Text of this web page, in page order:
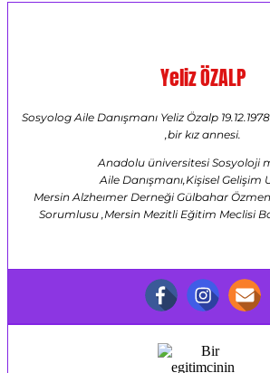
Yeliz ÖZALP
Sosyolog Aile Danışmanı Yeliz Özalp
,bir kız annesi.
Anadolu üniversitesi Sosyoloji
Aile Danışmanı,Kişisel Gelişim
Mersin Alzheımer Derneği Gülbahar
Sorumlusu ,Mersin Mezitli Eğitim Meclisi